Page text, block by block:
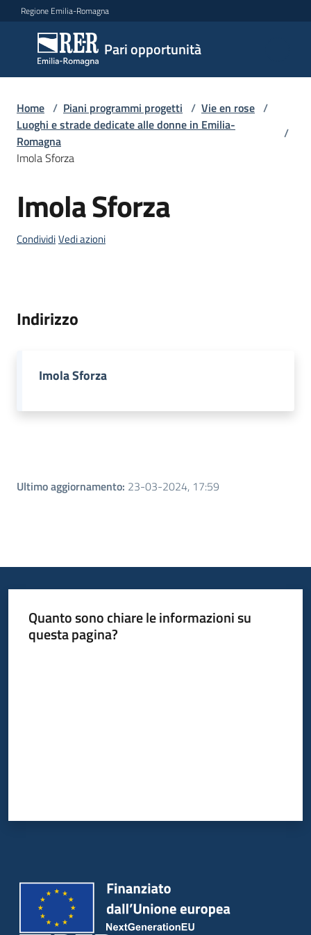
Vai al contenuto
Vai alla navigazione
Vai al footer
Regione Emilia-Romagna
Pari opportunità
Pari
opportunità
Argomenti
Servizi
Progetti
Home / Piani programmi progetti / Vie en rose /
Luoghi e strade dedicate alle donne in Emilia-
Romagna
/
Imola Sforza
Salta al contenuto
Imola Sforza
CondividiVedi azioni
Indirizzo
Imola Sforza
Ultimo aggiornamento: 23-03-2024, 17:59
Quanto sono chiare le informazioni su
questa pagina?